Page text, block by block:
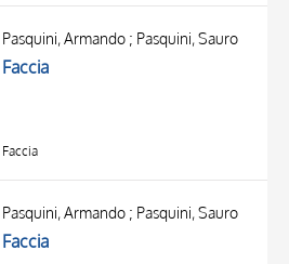
Pasquini, Armando ; Pasquini, Sauro
Faccia
Faccia
Pasquini, Armando ; Pasquini, Sauro
Faccia